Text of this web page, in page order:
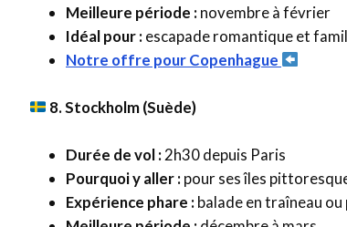
Meilleure période :novembre à février
Idéal pour :escapade romantique et
Notre offre pour Copenhague
8. Stockholm (Suède)
Durée de vol :2h30 depuis Paris
Pourquoi y aller :pour ses îles
Expérience phare :balade en traîneau